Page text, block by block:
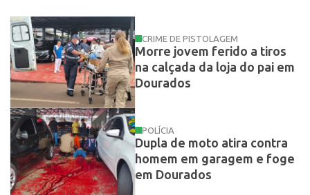
CRIME DE PISTOLAGEM
Morre jovem ferido a tiros
na calçada da loja do pai em
Dourados
POLÍCIA
Dupla de moto atira contra
homem em garagem e foge
em Dourados